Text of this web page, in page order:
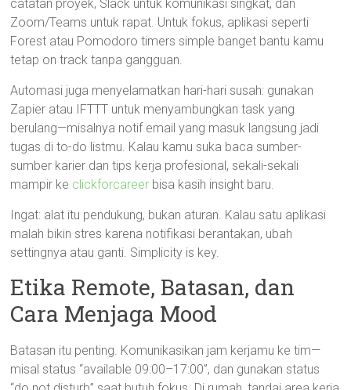
catatan proyek, Slack untuk komunikasi singkat, dan
Zoom/Teams untuk rapat. Untuk fokus, aplikasi seperti
Forest atau Pomodoro timers simple banget bantu kamu
tetap on track tanpa gangguan.
Automasi juga menyelamatkan hari-hari susah: gunakan
Zapier atau IFTTT untuk menyambungkan task yang
berulang—misalnya notif email yang masuk langsung jadi
tugas di to-do listmu. Kalau kamu suka baca sumber-
sumber karier dan tips kerja profesional, sekali-sekali
mampir ke clickforcareer bisa kasih insight baru.
Ingat: alat itu pendukung, bukan aturan. Kalau satu aplikasi
malah bikin stres karena notifikasi berantakan, ubah
settingnya atau ganti. Simplicity is key.
Etika Remote, Batasan, dan
Cara Menjaga Mood
Batasan itu penting. Komunikasikan jam kerjamu ke tim—
misal status “available 09:00–17:00”, dan gunakan status